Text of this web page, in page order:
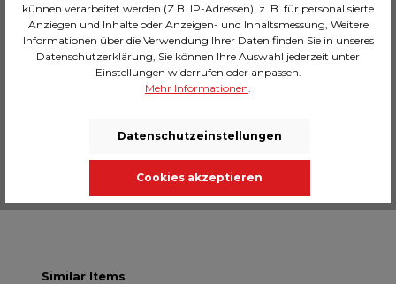
Beschreibung
Bringen Sie die griechische Antike in Ihr Zuhause!
Mit diesem Wandobjekt verleihen Sie Ihrem
Wohnzimmer oder Flur einen einz…Mehr
Massangaben
Bewertungen
Similar Items
künnen verarbeitet werden (Z.B. IP-Adressen), z. B. für personalisierte
Anziegen und Inhalte oder Anzeigen- und Inhaltsmessung, Weitere
Informationen über die Verwendung Ihrer Daten finden Sie in unseres
Datenschutzerklärung, Sie können Ihre Auswahl jederzeit unter
Einstellungen widerrufen oder anpassen.
Mehr Informationen
Datenschutzeinstellungen
Cookies akzeptieren